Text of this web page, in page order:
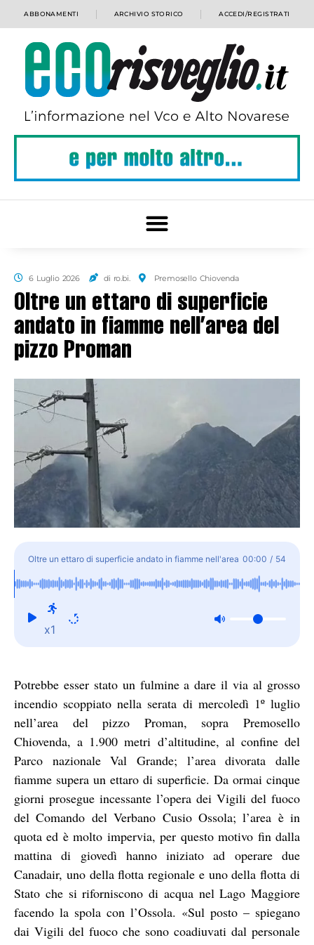
ABBONAMENTI ARCHIVIO STORICO ACCEDI/REGISTRATI
6 Luglio 2026 di ro.bi. Premosello Chiovenda
Oltre un ettaro di superficie
andato in fiamme nell’area del
pizzo Proman
Oltre un ettaro di superficie andato in fiamme nell'area
del pizzo Proman
00:00 / 54
x1
Potrebbe esser stato un fulmine a dare il via al grosso
incendio scoppiato nella serata di mercoledì 1º luglio
nell’area del pizzo Proman, sopra Premosello
Chiovenda, a 1.900 metri d’altitudine, al confine del
Parco nazionale Val Grande; l’area divorata dalle
fiamme supera un ettaro di superficie. Da ormai cinque
giorni prosegue incessante l’opera dei Vigili del fuoco
del Comando del Verbano Cusio Ossola; l’area è in
quota ed è molto impervia, per questo motivo fin dalla
mattina di giovedì hanno iniziato ad operare due
Canadair, uno della flotta regionale e uno della flotta di
Stato che si riforniscono di acqua nel Lago Maggiore
facendo la spola con l’Ossola. «Sul posto – spiegano
dai Vigili del fuoco che sono coadiuvati dal personale